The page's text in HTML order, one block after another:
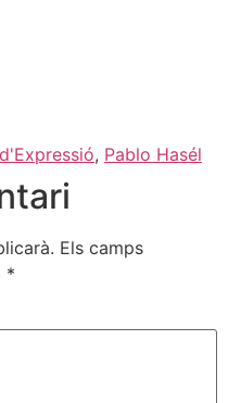
, Pablo Hasél
Els camps
*